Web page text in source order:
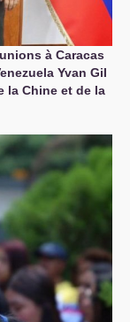
à Caracas
Yvan Gil
la Chine et de la